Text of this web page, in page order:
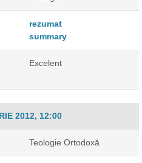
rezumat
summary
Excelent
2012, 12:00
Teologie Ortodoxă